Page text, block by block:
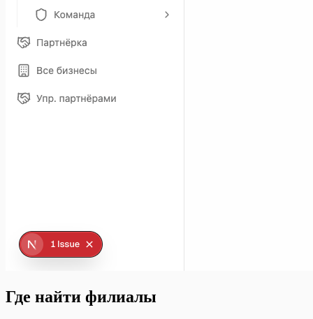
Где найти филиалы